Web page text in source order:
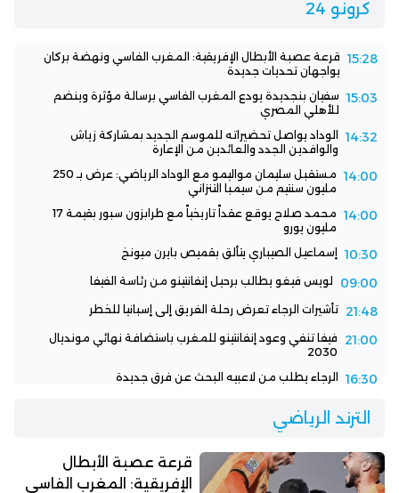
كرونو 24
15:28 قرعة عصبة الأبطال الإفريقية: المغرب الفاسي ونهضة بركان
يواجهان تحديات جديدة
15:03 سفيان بنجديدة يودع المغرب الفاسي برسالة مؤثرة وينضم
للأهلي المصري
14:32
الوداد يواصل تحضيراته للموسم الجديد بمشاركة زياش
والوافدين الجدد والعائدين من الإعارة
14:00
مستقبل سليمان مواليمو مع الوداد الرياضي: عرض بـ 250
مليون سنتيم من سيمبا التنزاني
14:00
محمد صلاح يوقع عقداً تاريخياً مع طرابزون سبور بقيمة 17
مليون يورو
10:30 إسماعيل الصيباري يتألق بقميص بايرن ميونخ
09:00 لويس فيغو يطالب برحيل إنفانتينو من رئاسة الفيفا
21:48 تأشيرات الرجاء تعرض رحلة الفريق إلى إسبانيا للخطر
21:00
فيفا تنفي وعود إنفانتينو للمغرب باستضافة نهائي مونديال
2030
16:30 الرجاء يطلب من لاعبيه البحث عن فرق جديدة
الترند الرياضي
قرعة عصبة الأبطال
الإفريقية: المغرب الفاسي